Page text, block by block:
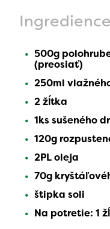
Ingredience
500g
(preosiať)
250ml
2 žĺtka
1ks sušeného
120g
2PL oleja
70g
štipka soli
Na potretie: 1